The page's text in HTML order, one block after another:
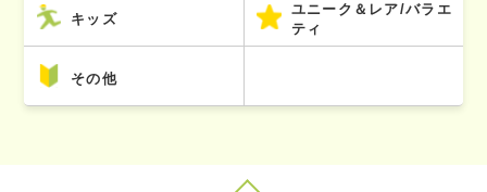
キッズ
ユニーク＆レア/バラエ
ティ
その他